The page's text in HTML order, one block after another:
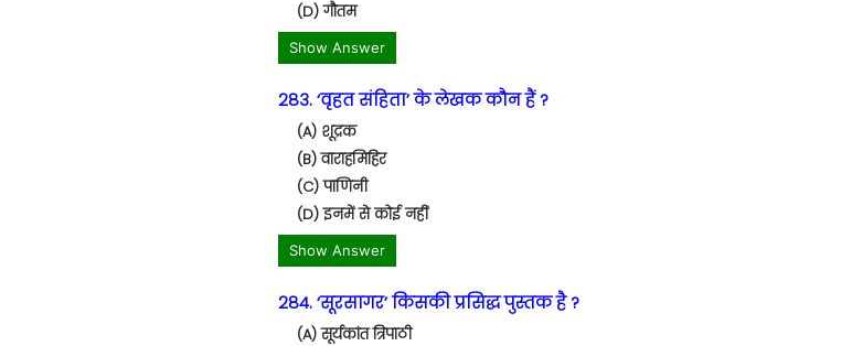
(D) गौतम
Show Answer
283. ‘वृहत संहिता’ के लेखक कौन हैं ?
(A) शूद्रक
(B) वाराहमिहिर
(C) पाणिनी
(D) इनमें से कोई नहीं
Show Answer
284. ‘सूरसागर’ किसकी प्रसिद्ध पुस्तक है ?
(A) सूर्यकांत त्रिपाठी